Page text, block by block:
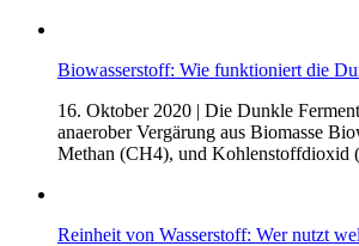
Biowasserstoff: Wie funktioniert die
16. Oktober 2020 | Die Dunkle
anaerober Vergärung aus Biomasse
Methan (CH4), und Kohlenstoffdioxid
Reinheit von Wasserstoff: Wer nutzt